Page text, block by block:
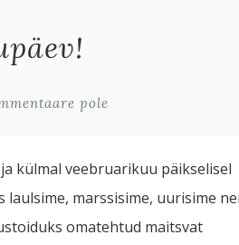
pole
külmal veebruarikuu päikselisel
marssisime, uurisime
omatehtud maitsvat